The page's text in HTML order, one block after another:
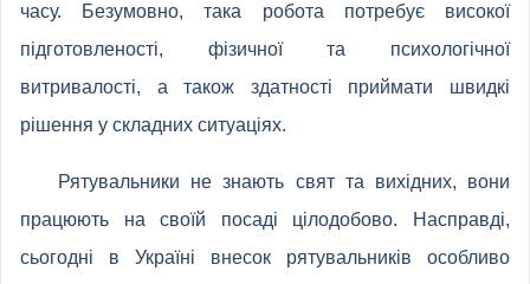
часу. Безумовно, така робота потребує високої
підготовленості, фізичної та психологічної
витривалості, а також здатності приймати швидкі
рішення у складних ситуаціях.
Рятувальники не знають свят та вихідних, вони
працюють на своїй посаді цілодобово. Насправді,
сьогодні в Україні внесок рятувальників особливо